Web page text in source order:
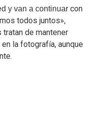
y van a continuar con
todos juntos»,
de mantener
la fotografía, aunque